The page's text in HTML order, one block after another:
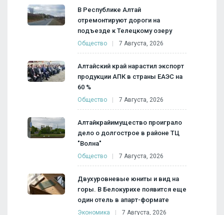
В Республике Алтай
отремонтируют дороги на
подъезде к Телецкому озеру
Общество 7 Августа, 2026
Алтайский край нарастил экспорт
продукции АПК в страны ЕАЭС на
60 %
Общество 7 Августа, 2026
Алтайкрайимущество проиграло
дело о долгострое в районе ТЦ
"Волна"
Общество 7 Августа, 2026
Двухуровневые юниты и вид на
горы. В Белокурихе появится еще
один отель в апарт-формате
Экономика 7 Августа, 2026